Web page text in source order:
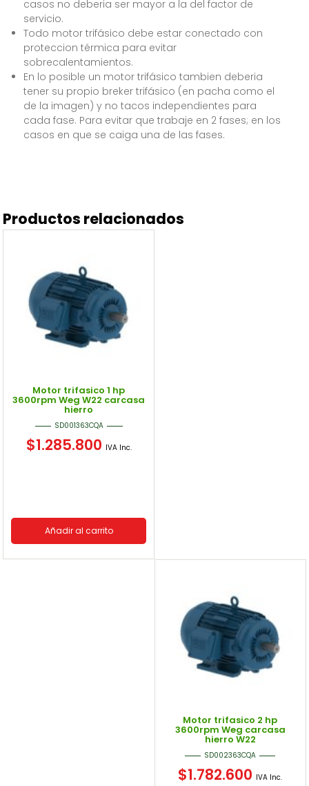
casos no deberia ser mayor a la del factor de
servicio.
Todo motor trifásico debe estar conectado con
proteccion térmica para evitar
sobrecalentamientos.
En lo posible un motor trifásico tambien deberia
tener su propio breker trifásico (en pacha como el
de la imagen) y no tacos independientes para
cada fase. Para evitar que trabaje en 2 fases; en los
casos en que se caiga una de las fases.
Productos relacionados
Motor trifasico 1 hp
3600rpm Weg W22 carcasa
hierro
SD001363CQA
$1.285.800 IVA Inc.
Añadir al carrito
Motor trifasico 2 hp
3600rpm Weg carcasa
hierro W22
SD002363CQA
$1.782.600 IVA Inc.